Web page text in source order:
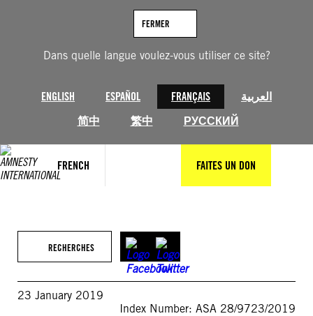
Dans quelle langue voulez-vous utiliser ce site?
ENGLISH ESPAÑOL FRANÇAIS
العربية
简中
繁中 РУССКИЙ
FERMER
FRENCH FAITES UN DON
RECHERCHES
23 January 2019
Index Number: ASA 28/9723/2019